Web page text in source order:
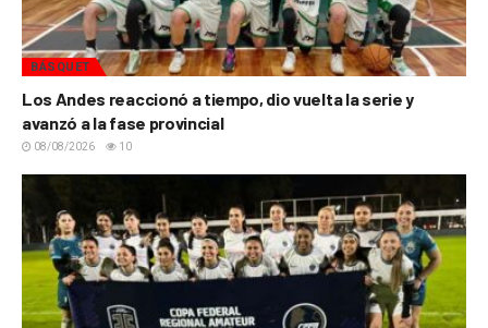
BÁSQUET
Los Andes reaccionó a tiempo, dio vuelta la serie y
avanzó a la fase provincial
08/08/2026 10